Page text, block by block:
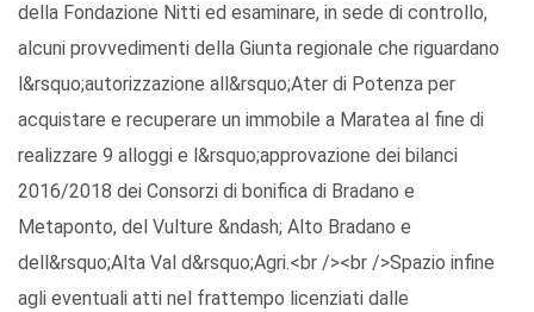
della Fondazione Nitti ed esaminare, in sede di controllo,
alcuni provvedimenti della Giunta regionale che riguardano
l&rsquo;autorizzazione all&rsquo;Ater di Potenza per
acquistare e recuperare un immobile a Maratea al fine di
realizzare 9 alloggi e l&rsquo;approvazione dei bilanci
2016/2018 dei Consorzi di bonifica di Bradano e
Metaponto, del Vulture &ndash; Alto Bradano e
dell&rsquo;Alta Val d&rsquo;Agri.<br /><br />Spazio infine
agli eventuali atti nel frattempo licenziati dalle